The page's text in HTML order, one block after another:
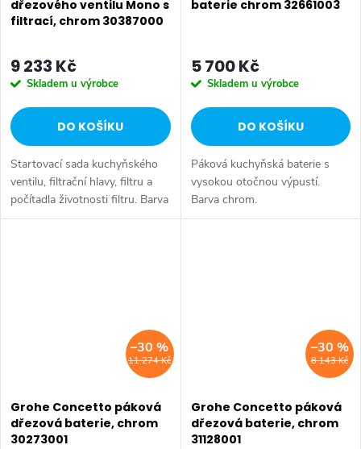
dřezového ventilu Mono s
filtrací, chrom 30387000
9 233 Kč
Skladem u výrobce
DO KOŠÍKU
Startovací sada kuchyňského
ventilu, filtrační hlavy, filtru a
počítadla životnosti filtru. Barva
chrom.
baterie chrom 32661003
5 700 Kč
Skladem u výrobce
DO KOŠÍKU
Páková kuchyňská baterie s
vysokou otočnou výpustí.
Barva chrom.
11 274 Kč
–30 %
Grohe Concetto páková
dřezová baterie, chrom
30273001
8 143 Kč
–30 %
Grohe Concetto páková
dřezová baterie, chrom
31128001